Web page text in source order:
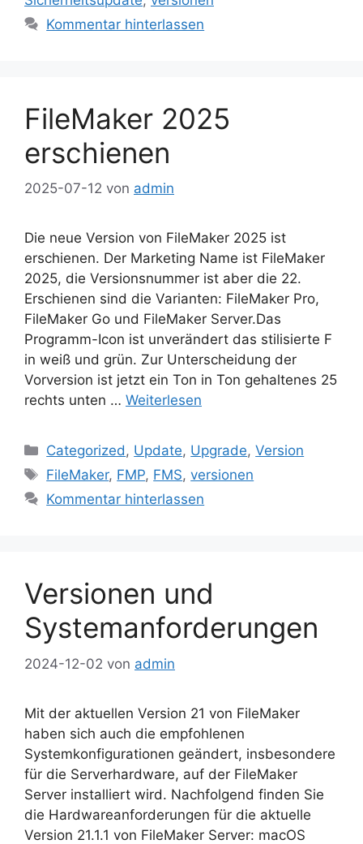
Kommentar hinterlassen
FileMaker 2025
erschienen
2025-07-12 von admin
Die neue Version von FileMaker 2025 ist
erschienen. Der Marketing Name ist FileMaker
2025, die Versionsnummer ist aber die 22.
Erschienen sind die Varianten: FileMaker Pro,
FileMaker Go und FileMaker Server.Das
Programm-Icon ist unverändert das stilisierte F
in weiß und grün. Zur Unterscheidung der
Vorversion ist jetzt ein Ton in Ton gehaltenes 25
rechts unten … Weiterlesen
Kategorien
Categorized, Update, Upgrade,Version
Schlagwörter
FileMaker, FMP, FMS,versionen
Kommentar hinterlassen
Versionen und
Systemanforderungen
2024-12-02 von admin
Mit der aktuellen Version 21 von FileMaker
haben sich auch die empfohlenen
Systemkonfigurationen geändert, insbesondere
für die Serverhardware, auf der FileMaker
Server installiert wird. Nachfolgend finden Sie
die Hardwareanforderungen für die aktuelle
Version 21.1.1 von FileMaker Server: macOS